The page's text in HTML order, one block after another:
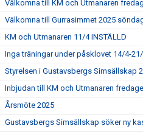
Välkomna till KM och Utmanaren
Välkomna till Gurrasimmet 2025
KM och Utmanaren 11/4 INSTÄLLD
Inga träningar under påsklovet 14/4-
Styrelsen i Gustavsbergs Simsällskap
Inbjudan till KM och Utmanaren
Årsmöte 2025
Gustavsbergs Simsällskap söker ny